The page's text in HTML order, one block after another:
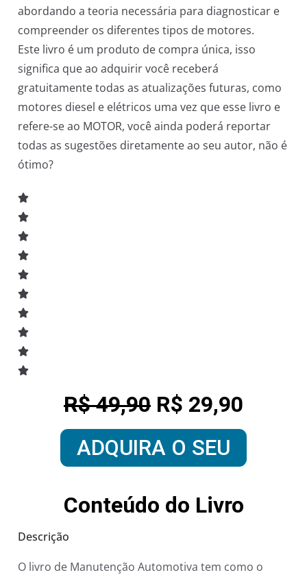
abordando a teoria necessária para diagnosticar e
compreender os diferentes tipos de motores.
Este livro é um produto de compra única, isso
significa que ao adquirir você receberá
gratuitamente todas as atualizações futuras, como
motores diesel e elétricos uma vez que esse livro e
refere-se ao MOTOR, você ainda poderá reportar
todas as sugestões diretamente ao seu autor, não é
ótimo?
R$ 49,90 R$ 29,90
ADQUIRA O SEU
Conteúdo do Livro
Descrição
O livro de Manutenção Automotiva tem como o